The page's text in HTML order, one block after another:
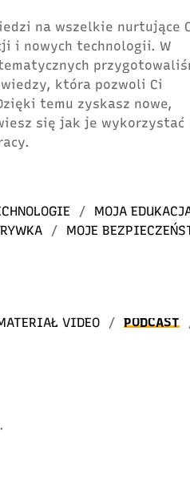
na wszelkie nurtujące
i nowych technologii. W
która pozwoli Ci
temu zyskasz nowe,
się jak je wykorzystać
/ MOJA
/ MOJE
VIDEO / PODCAST